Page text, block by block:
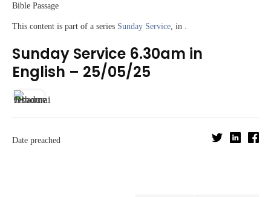
Bible Passage
This content is part of a series Sunday Service , in .
Sunday Service 6.30am in
English – 25/05/25
Date preached